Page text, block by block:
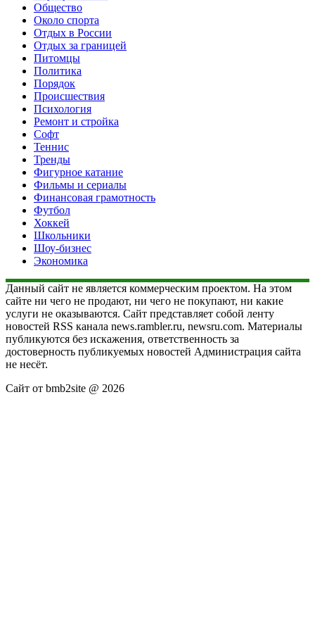
Общество
Около спорта
Отдых в России
Отдых за границей
Питомцы
Политика
Порядок
Происшествия
Психология
Ремонт и стройка
Софт
Теннис
Тренды
Фигурное катание
Фильмы и сериалы
Финансовая грамотность
Футбол
Хоккей
Школьники
Шоу-бизнес
Экономика
Данный сайт не является коммерческим проектом. На этом
сайте ни чего не продают, ни чего не покупают, ни какие
услуги не оказываются. Сайт представляет собой ленту
новостей RSS канала news.rambler.ru, newsru.com. Материалы
публикуются без искажения, ответственность за
достоверность публикуемых новостей Администрация сайта
не несёт.
Сайт от bmb2site @ 2026